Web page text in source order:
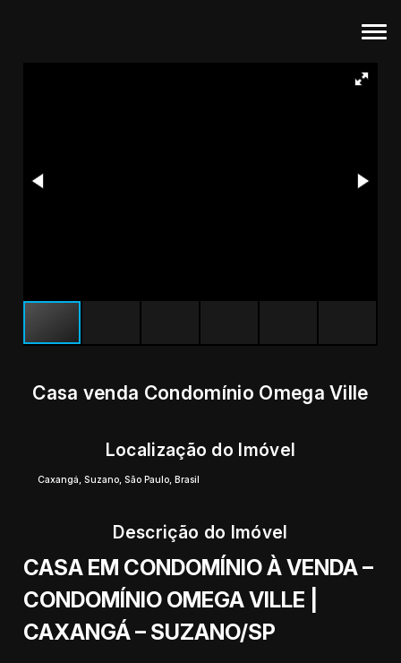
Casa venda Condomínio Omega Ville
Localização do Imóvel
Caxangá,Suzano,São Paulo,Brasil
Descrição do Imóvel
CASA EM CONDOMÍNIO À VENDA –
CONDOMÍNIO OMEGA VILLE |
CAXANGÁ – SUZANO/SP